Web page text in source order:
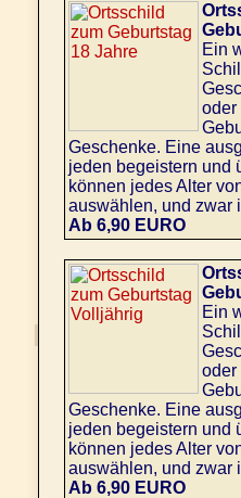
Ein
oder
Geschenke. Eine
jeden begeistern und
können jedes Alter
auswählen, und zwar
Ab 6,90 EURO
Ein
oder
Geschenke. Eine
jeden begeistern und
können jedes Alter
auswählen, und zwar
Ab 6,90 EURO